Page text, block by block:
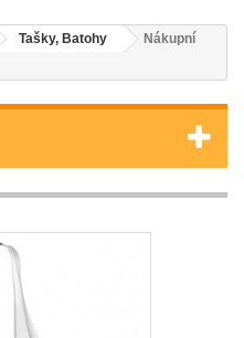
Tašky, Batohy
Nákupní